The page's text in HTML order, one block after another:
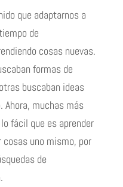
que adaptarnos a
de
cosas nuevas.
formas de
buscaban ideas
muchas más
fácil que es aprender
uno mismo, por
de